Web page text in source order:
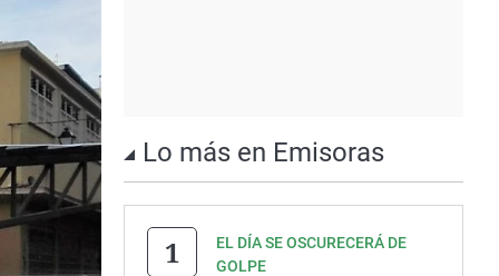
Lo más en Emisoras
EL DÍA SE OSCURECERÁ DE
GOLPE